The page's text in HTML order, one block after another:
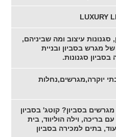
סגנונות עיצוב ומה שביניהם,
מגרש בסביון ובניית
סגנונות.
יוקרה,מגרשים,נחלות
בסביון? קוטג' בסביון
בריכה, וילה הוליווד, בית
בתים למכירה בסביון